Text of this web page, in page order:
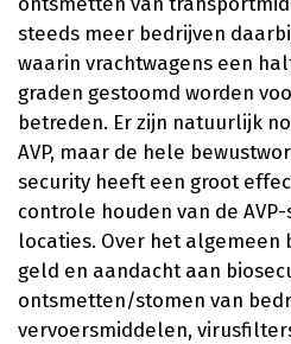
steeds meer bedrijven
waarin vrachtwagens een
graden gestoomd worden
betreden. Er zijn natuurlijk
AVP, maar de hele
security heeft een groot
controle houden van de
locaties. Over het algemeen
geld en aandacht aan
ontsmetten/stomen van
vervoersmiddelen,